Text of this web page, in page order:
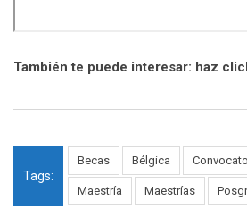
También te puede interesar: haz
Tags:
Becas Bélgica
Maestría Maestrías